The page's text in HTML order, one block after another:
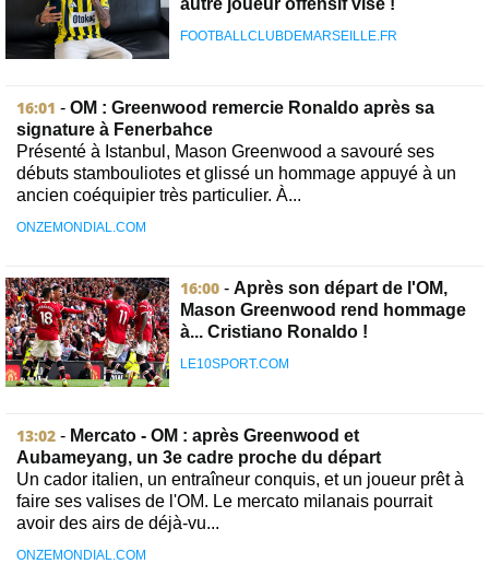
autre joueur offensif visé !
FOOTBALLCLUBDEMARSEILLE.FR
16:01 - OM : Greenwood remercie Ronaldo après sa
signature à Fenerbahce
Présenté à Istanbul, Mason Greenwood a savouré ses
débuts stambouliotes et glissé un hommage appuyé à un
ancien coéquipier très particulier. À...
ONZEMONDIAL.COM
16:00 - Après son départ de l'OM,
Mason Greenwood rend hommage
à... Cristiano Ronaldo !
LE10SPORT.COM
13:02 - Mercato - OM : après Greenwood et
Aubameyang, un 3e cadre proche du départ
Un cador italien, un entraîneur conquis, et un joueur prêt à
faire ses valises de l'OM. Le mercato milanais pourrait
avoir des airs de déjà-vu...
ONZEMONDIAL.COM